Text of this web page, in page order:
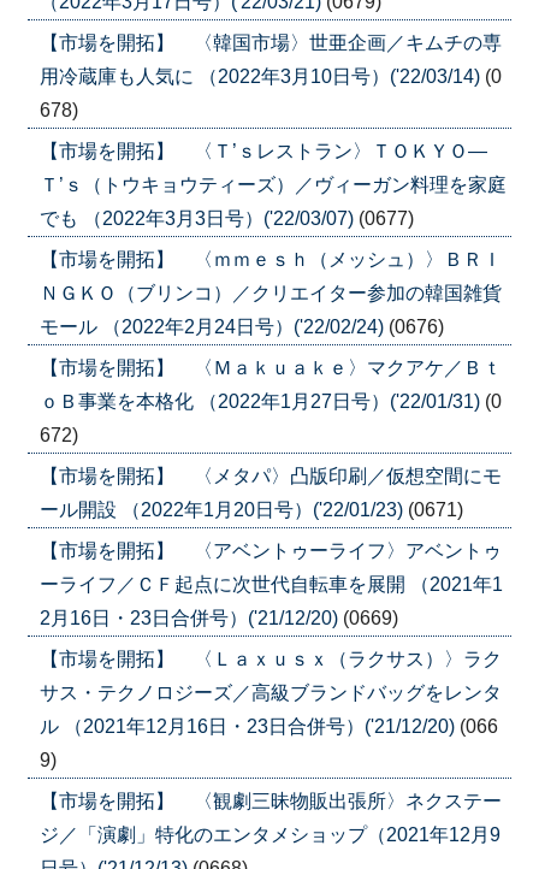
【市場を開拓】 〈韓国市場〉世亜企画／キムチの専
用冷蔵庫も人気に （2022年3月10日号）('22/03/14) (0
678)
【市場を開拓】 〈Ｔ’ｓレストラン〉ＴＯＫＹＯ―
Ｔ’ｓ（トウキョウティーズ）／ヴィーガン料理を家庭
でも （2022年3月3日号）('22/03/07) (0677)
【市場を開拓】 〈ｍｍｅｓｈ（メッシュ）〉ＢＲＩ
ＮＧＫＯ（ブリンコ）／クリエイター参加の韓国雑貨
モール （2022年2月24日号）('22/02/24) (0676)
【市場を開拓】 〈Ｍａｋｕａｋｅ〉マクアケ／Ｂｔ
ｏＢ事業を本格化 （2022年1月27日号）('22/01/31) (0
672)
【市場を開拓】 〈メタパ〉凸版印刷／仮想空間にモ
ール開設 （2022年1月20日号）('22/01/23) (0671)
【市場を開拓】 〈アベントゥーライフ〉アベントゥ
ーライフ／ＣＦ起点に次世代自転車を展開 （2021年1
2月16日・23日合併号）('21/12/20) (0669)
【市場を開拓】 〈Ｌａｘｕｓｘ（ラクサス）〉ラク
サス・テクノロジーズ／高級ブランドバッグをレンタ
ル （2021年12月16日・23日合併号）('21/12/20) (066
9)
【市場を開拓】 〈観劇三昧物販出張所〉ネクステー
ジ／「演劇」特化のエンタメショップ（2021年12月9